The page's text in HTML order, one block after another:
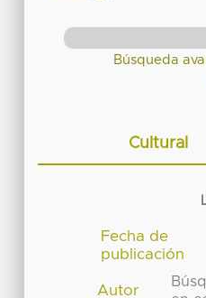
Cultural
Fecha de
publicación
Autor